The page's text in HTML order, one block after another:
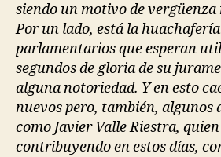
siendo un motivo de vergüenza
Por un lado, está la
parlamentarios que esperan
segundos de gloria de su
alguna notoriedad. Y en esto
nuevos pero, también, algunos
como Javier Valle Riestra,
contribuyendo en estos días,